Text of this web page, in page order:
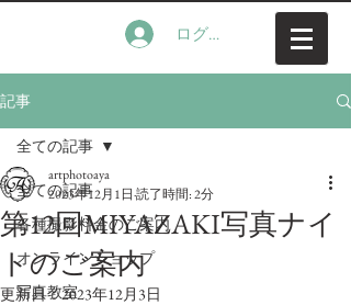
ログイン
記事
全ての記事
各種撮影料金のご案内
オンラインショップ
写真教室
全ての記事
第12回MIYAZAKI写真ナイ
トのご案内
artphotoaya
2023年12月1日 読了時間: 2分
更新日：2023年12月3日